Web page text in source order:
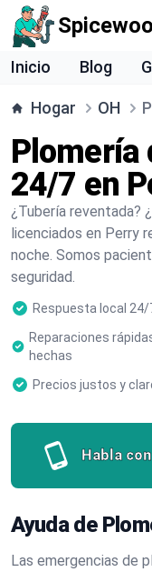
Inicio Blog
Hogar OH
Plomería
24/7 en
¿Tubería reventada?
licenciados en Perry
noche. Somos
seguridad.
Respuesta local 24/
Reparaciones
hechas
Precios justos y
Habla
Ayuda de
Las emergencias de